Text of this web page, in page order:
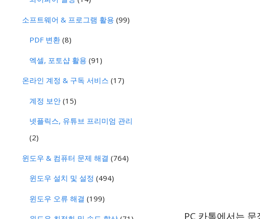
PC 카톡에서는
소프트웨어 & 프로그램 활용 (99)
PDF 변환 (8)
엑셀, 포토샵 활용 (91)
온라인 계정 & 구독 서비스 (17)
계정 보안 (15)
넷플릭스, 유튜브 프리미엄 관리
(2)
윈도우 & 컴퓨터 문제 해결 (764)
윈도우 설치 및 설정 (494)
윈도우 오류 해결 (199)